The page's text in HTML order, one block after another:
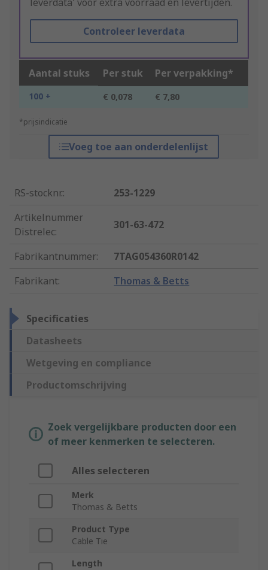
leverdata' voor extra voorraad en levertijden.
Controleer leverdata
Aantal stuks Per stuk Per verpakking*
100 + € 0,078 € 7,80
*prijsindicatie
Voeg toe aan onderdelenlijst
RS-stocknr.:
253-1229
Artikelnummer
Distrelec:
301-63-472
Fabrikantnummer:
7TAG054360R0142
Fabrikant: Thomas & Betts
Specificaties
Datasheets
Wetgeving en compliance
Productomschrijving
Zoek vergelijkbare producten door een
of meer kenmerken te selecteren.
Alles selecteren
Merk
Thomas & Betts
Product Type
Cable Tie
Length